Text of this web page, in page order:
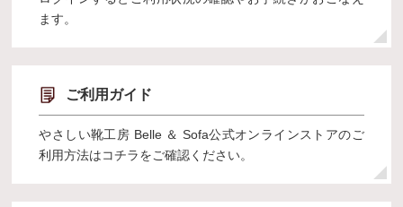
ます。
ご利用ガイド
やさしい靴工房 Belle ＆ Sofa公式オンラインストアのご
利用方法はコチラをご確認ください。